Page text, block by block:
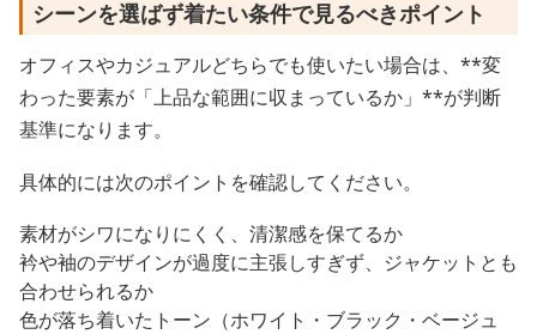
シーンを選ばず着たい条件で見るべきポイント
オフィスやカジュアルどちらでも使いたい場合は、**変
わった要素が「上品な範囲に収まっているか」**が判断
基準になります。
具体的には次のポイントを確認してください。
素材がシワになりにくく、清潔感を保てるか
衿や袖のデザインが過度に主張しすぎず、ジャケットとも
合わせられるか
色が落ち着いたトーン（ホワイト・ブラック・ベージュ